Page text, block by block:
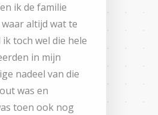
ik de familie
altijd wat te
toch wel die hele
in mijn
nadeel van die
was en
toen ook nog